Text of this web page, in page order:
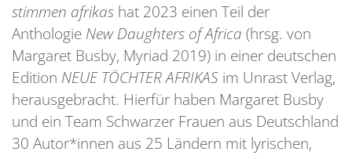
stimmen afrikas hat 2023 einen Teil der
Anthologie New Daughters of Africa (hrsg. von
Margaret Busby, Myriad 2019) in einer deutschen
Edition NEUE TÖCHTER AFRIKAS im Unrast Verlag,
herausgebracht. Hierfür haben Margaret Busby
und ein Team Schwarzer Frauen aus Deutschland
30 Autor*innen aus 25 Ländern mit lyrischen,